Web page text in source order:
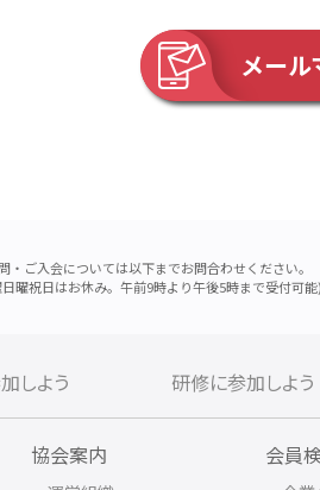
メー
・ご入会については以下までお問合わせください。
曜祝日はお休み。午前9時より午後5時まで受付可能)
しよう 研修に参加しよう
協会案内 会員